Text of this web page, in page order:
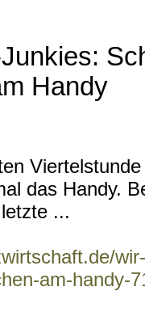
Handy
das Handy.
...
am-handy-